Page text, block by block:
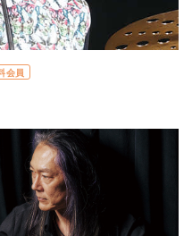
会員